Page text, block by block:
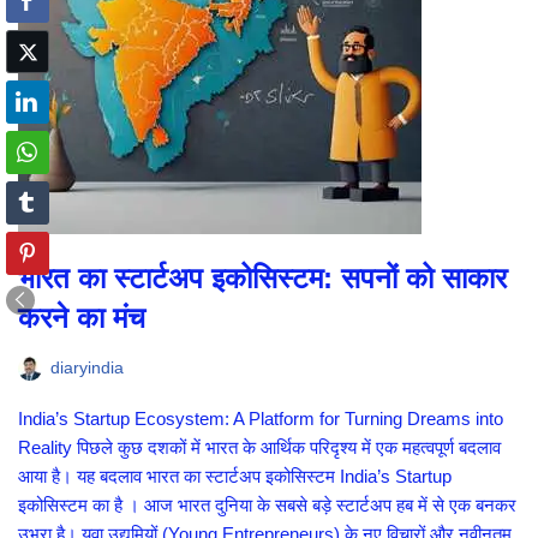
भारत का स्टार्टअप इकोसिस्टम: सपनों को साकार
करने का मंच
diaryindia
India’s Startup Ecosystem: A Platform for Turning Dreams into
Reality पिछले कुछ दशकों में भारत के आर्थिक परिदृश्य में एक महत्वपूर्ण बदलाव
आया है। यह बदलाव भारत का स्टार्टअप इकोसिस्टम India’s Startup
इकोसिस्टम का है । आज भारत दुनिया के सबसे बड़े स्टार्टअप हब में से एक बनकर
उभरा है। युवा उद्यमियों (Young Entrepreneurs) के नए विचारों और नवीनतम